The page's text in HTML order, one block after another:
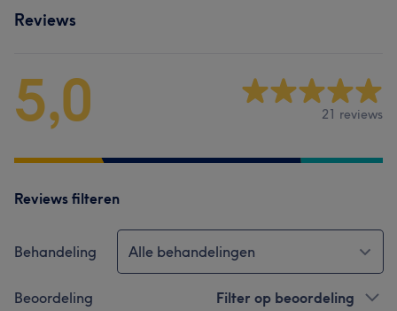
Reviews
5,0 21 reviews
Reviews filteren
Behandeling Alle behandelingen
Beoordeling Filter op beoordeling